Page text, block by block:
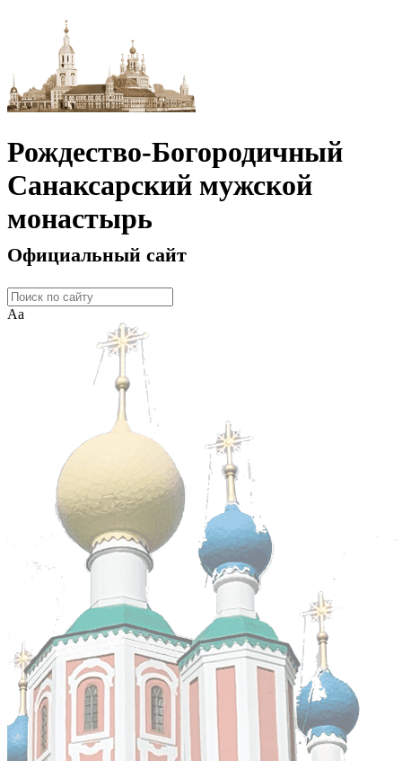
Рождество-Богородичный
Санаксарский мужской
монастырь
Официальный сайт
Аа